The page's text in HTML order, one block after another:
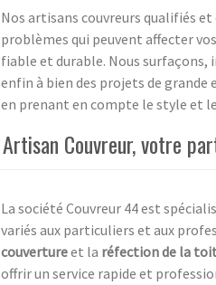
Nos artisans couvreurs qualifiés
problèmes qui peuvent affecter
fiable et durable. Nous
enfin à bien des projets de
en prenant en compte le style et
Artisan Couvreur, votre
La société Couvreur 44 est
variés aux particuliers et aux
couvertureet la réfection de la
offrir un service rapide et